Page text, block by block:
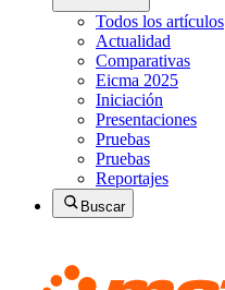
Todos los artículos
Actualidad
Comparativas
Eicma 2025
Iniciación
Presentaciones
Pruebas
Pruebas
Reportajes
Buscar